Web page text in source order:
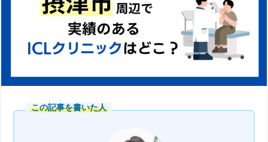
この記事を書いた人